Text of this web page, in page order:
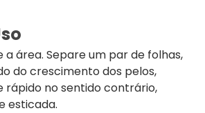
a área. Separe um par de folhas,
do crescimento dos pelos,
rápido no sentido contrário,
esticada.